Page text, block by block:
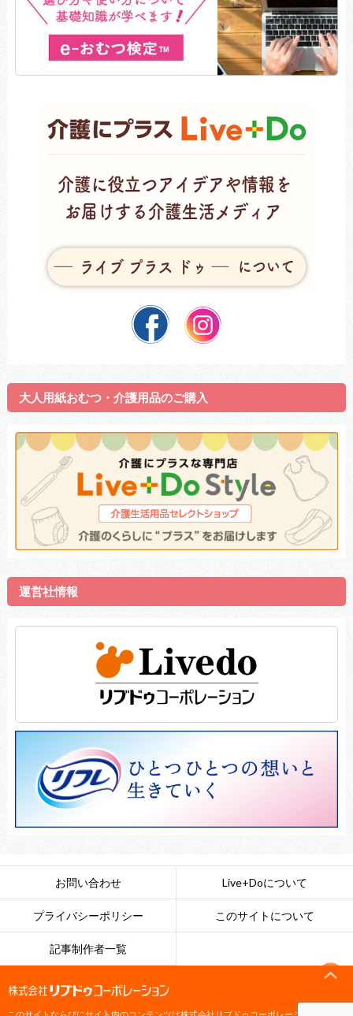
大人用紙おむつ・介護用品のご購入
運営社情報
お問い合わせ Live+Doについて
プライバシーポリシー このサイトについて
記事制作者一覧